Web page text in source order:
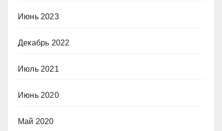
Июнь 2023
Декабрь 2022
Июль 2021
Июнь 2020
Май 2020